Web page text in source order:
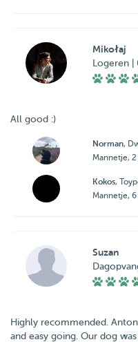
Mikołaj
Logeren |
All good :)
Norman,
Mannetje,
Kokos,
Mannetje, 6
Suzan
Highly recommended.
and easy going. Our dog